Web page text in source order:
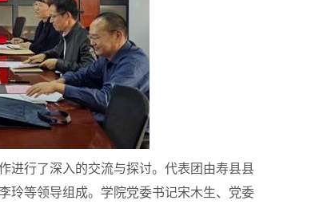
进行了深入的交流与探讨。代表团由寿县县
玲等领导组成。学院党委书记宋木生、党委